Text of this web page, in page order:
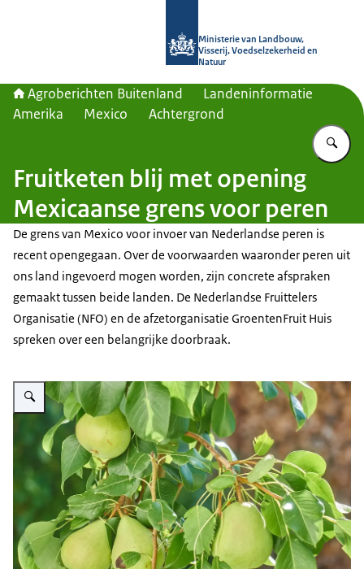
Ministerie van Landbouw,
Visserij, Voedselzekerheid en
Natuur
Agroberichten Buitenland
Landeninformatie
Amerika
Mexico Achtergrond
Fruitketen blij met opening
Mexicaanse grens voor peren
De grens van Mexico voor invoer van Nederlandse peren is
recent opengegaan. Over de voorwaarden waaronder peren uit
ons land ingevoerd mogen worden, zijn concrete afspraken
gemaakt tussen beide landen. De Nederlandse Fruittelers
Organisatie (NFO) en de afzetorganisatie GroentenFruit Huis
spreken over een belangrijke doorbraak.
Vergroot afbeelding Peren